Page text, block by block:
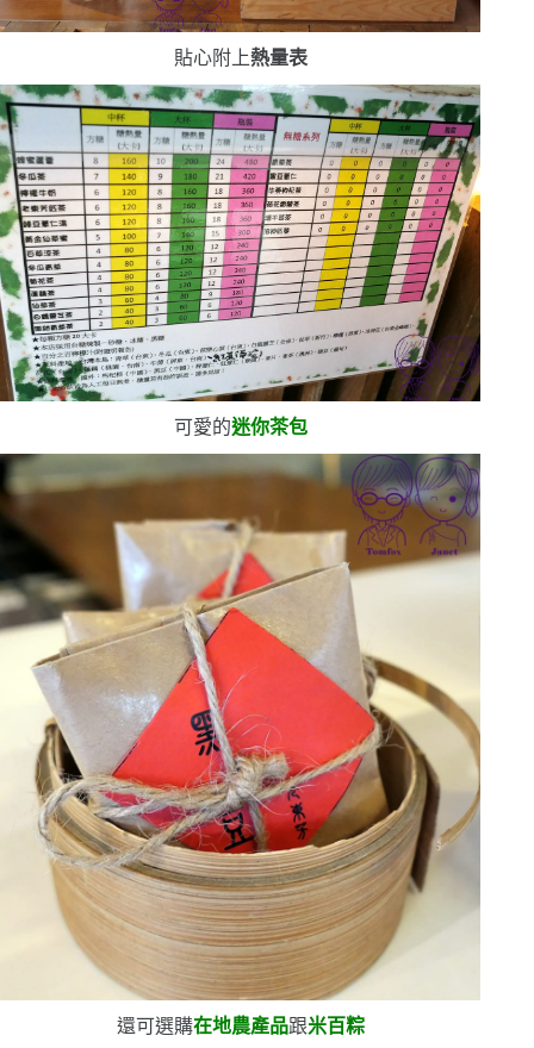
貼心附上熱量表
可愛的迷你茶包
還可選購在地農產品跟米百粽